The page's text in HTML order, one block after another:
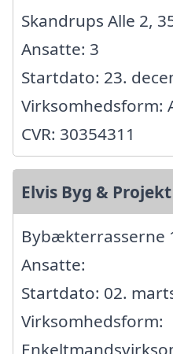
Skandrups Alle 2,
Ansatte: 3
Startdato: 23.
Virksomhedsform:
CVR: 30354311
Elvis Byg & Projekt
Bybækterrasserne
Ansatte:
Startdato: 02.
Virksomhedsform: